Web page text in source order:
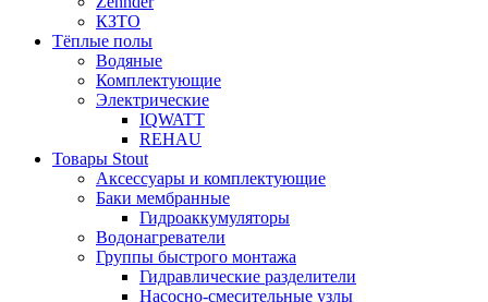
КЗТО
Тёплые полы
Водяные
Комплектующие
Электрические
IQWATT
REHAU
Товары Stout
Аксессуары и комплектующие
Баки мембранные
Гидроаккумуляторы
Водонагреватели
Группы быстрого монтажа
Гидравлические разделители
Насосно-смесительные узлы